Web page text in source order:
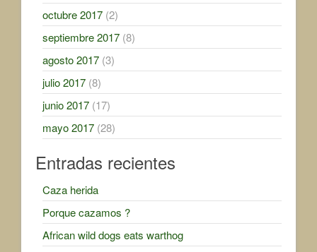
octubre 2017 (2)
septiembre 2017 (8)
agosto 2017 (3)
julio 2017 (8)
junio 2017 (17)
mayo 2017 (28)
Entradas recientes
Caza herida
Porque cazamos ?
African wild dogs eats warthog